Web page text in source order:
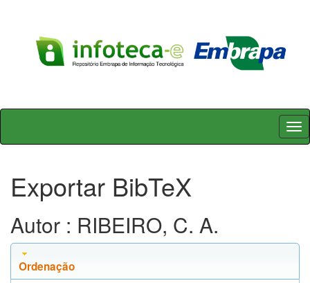
Skip
Exportar BibTeX
Autor : RIBEIRO, C. A.
Ordenação